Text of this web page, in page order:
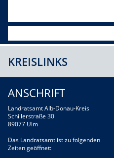
KREISLINKS
ANSCHRIFT
Landratsamt Alb-Donau-Kreis
Schillerstraße 30
89077 Ulm
Das Landratsamt ist zu folgenden
Zeiten geöffnet: